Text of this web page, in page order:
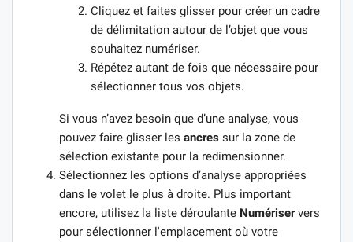
Cliquez et faites glisser pour créer un cadre
de délimitation autour de l’objet que vous
souhaitez numériser.
Répétez autant de fois que nécessaire pour
sélectionner tous vos objets.
Si vous n’avez besoin que d’une analyse, vous
pouvez faire glisser les ancres sur la zone de
sélection existante pour la redimensionner.
Sélectionnez les options d’analyse appropriées
dans le volet le plus à droite. Plus important
encore, utilisez la liste déroulante Numériservers
pour sélectionner l'emplacement où votre